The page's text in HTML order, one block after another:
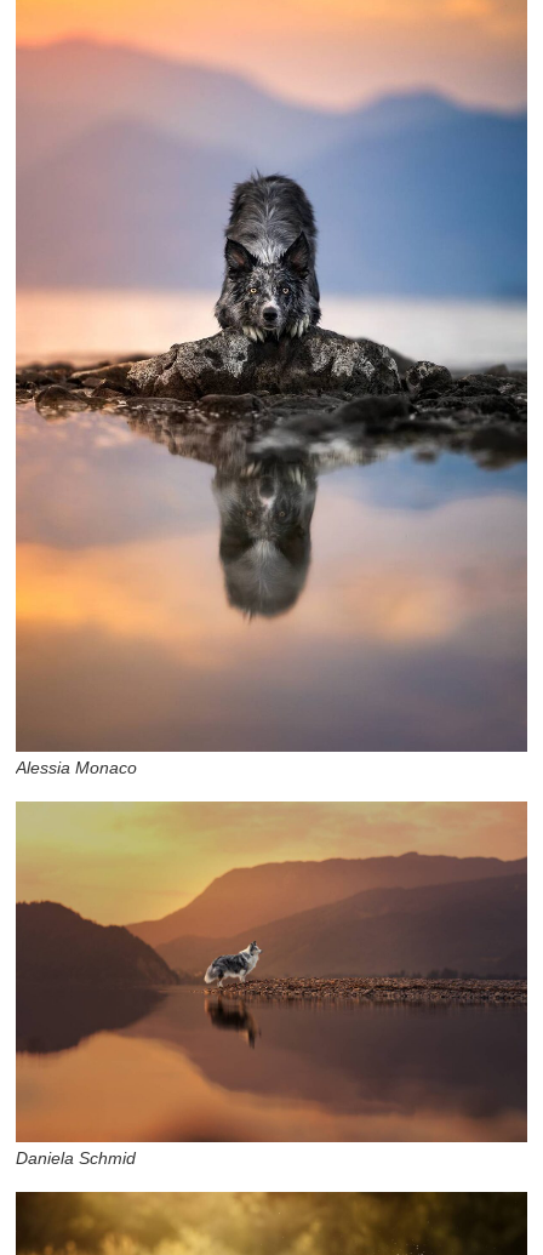
Alessia Monaco
Daniela Schmid